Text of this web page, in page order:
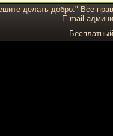
делать добро." Все
E-mail